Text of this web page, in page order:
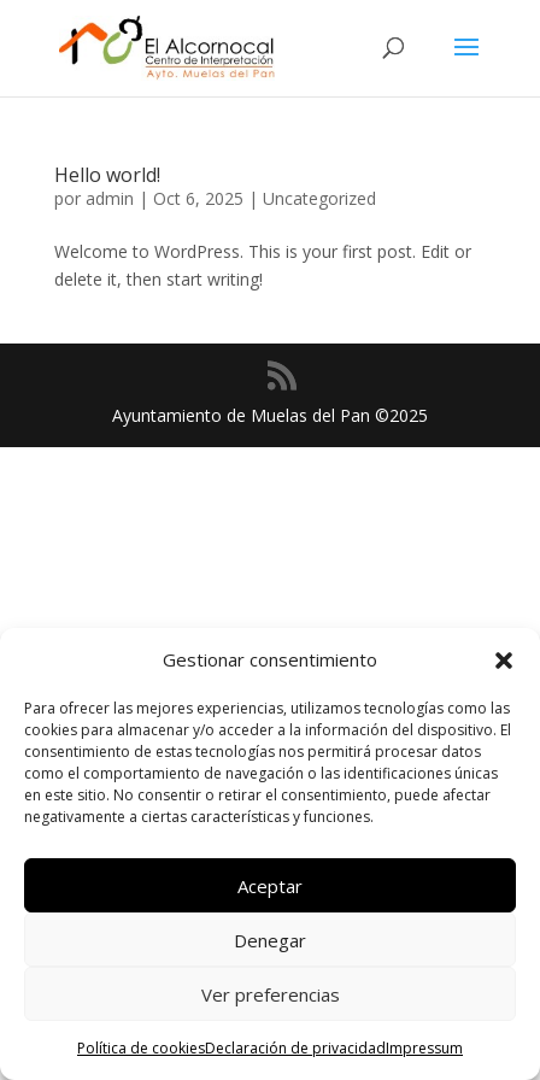
Gestionar consentimiento
Para ofrecer las mejores experiencias, utilizamos tecnologías como las
cookies para almacenar y/o acceder a la información del dispositivo. El
consentimiento de estas tecnologías nos permitirá procesar datos
como el comportamiento de navegación o las identificaciones únicas
en este sitio. No consentir o retirar el consentimiento, puede afectar
negativamente a ciertas características y funciones.
Aceptar
Denegar
Ver preferencias
Política de cookiesDeclaración de privacidadImpressum
Hello world!
por admin | Oct 6, 2025 | Uncategorized
Welcome to WordPress. This is your first post. Edit or
delete it, then start writing!
Ayuntamiento de Muelas del Pan ©2025